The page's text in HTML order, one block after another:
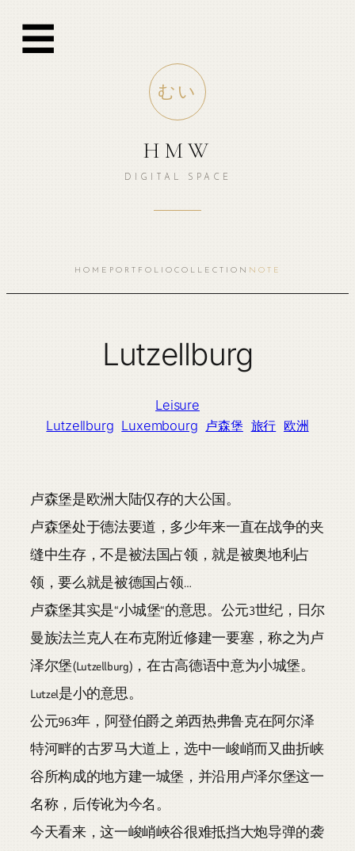
☰
むい
HMW
DIGITAL SPACE
HOME PORTFOLIO COLLECTION NOTE
Lutzellburg
Leisure
Lutzellburg Luxembourg 卢森堡 旅行 欧洲
卢森堡是欧洲大陆仅存的大公国。
卢森堡处于德法要道，多少年来一直在战争的夹
缝中生存，不是被法国占领，就是被奥地利占
领，要么就是被德国占领…
卢森堡其实是“小城堡“的意思。公元3世纪，日尔
曼族法兰克人在布克附近修建一要塞，称之为卢
泽尔堡(Lutzellburg)，在古高德语中意为小城堡。
Lutzel是小的意思。
公元963年，阿登伯爵之弟西热弗鲁克在阿尔泽
特河畔的古罗马大道上，选中一峻峭而又曲折峡
谷所构成的地方建一城堡，并沿用卢泽尔堡这一
名称，后传讹为今名。
今天看来，这一峻峭峽谷很难抵挡大炮导弹的袭